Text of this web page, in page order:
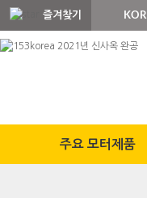
즐겨찾기 KOR
ENG
주요 모터제품